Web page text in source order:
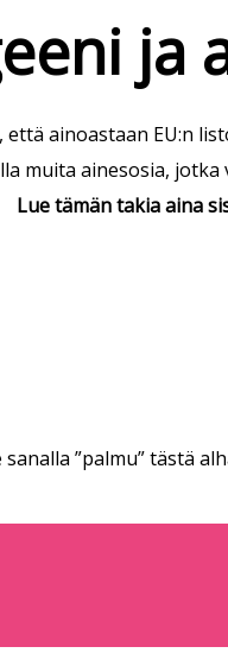
ja
että ainoastaan EU:n
muita ainesosia,
Lue tämän takia aina
”palmu” tästä